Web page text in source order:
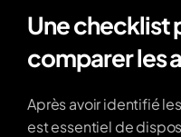
Une checklist
comparer les
Après avoir identifié
est essentiel de